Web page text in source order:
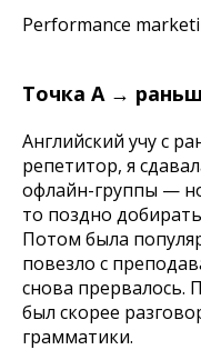
Performance
Точка А →
Английский учу с
репетитор, я
офлайн-группы —
то поздно
Потом была
повезло с
снова прервалось.
был скорее
грамматики.